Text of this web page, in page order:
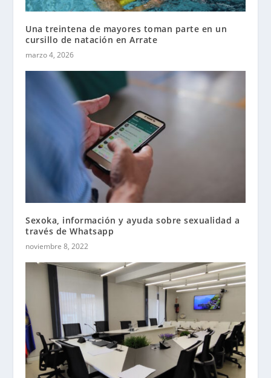
Una treintena de mayores toman parte en un
cursillo de natación en Arrate
marzo 4, 2026
Sexoka, información y ayuda sobre sexualidad a
través de Whatsapp
noviembre 8, 2022